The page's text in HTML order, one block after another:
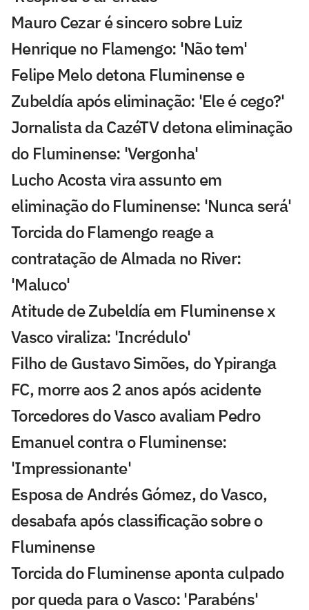
Mauro Cezar é sincero sobre Luiz
Henrique no Flamengo: 'Não tem'
Felipe Melo detona Fluminense e
Zubeldía após eliminação: 'Ele é cego?'
Jornalista da CazéTV detona eliminação
do Fluminense: 'Vergonha'
Lucho Acosta vira assunto em
eliminação do Fluminense: 'Nunca será'
Torcida do Flamengo reage a
contratação de Almada no River:
'Maluco'
Atitude de Zubeldía em Fluminense x
Vasco viraliza: 'Incrédulo'
Filho de Gustavo Simões, do Ypiranga
FC, morre aos 2 anos após acidente
Torcedores do Vasco avaliam Pedro
Emanuel contra o Fluminense:
'Impressionante'
Esposa de Andrés Gómez, do Vasco,
desabafa após classificação sobre o
Fluminense
Torcida do Fluminense aponta culpado
por queda para o Vasco: 'Parabéns'